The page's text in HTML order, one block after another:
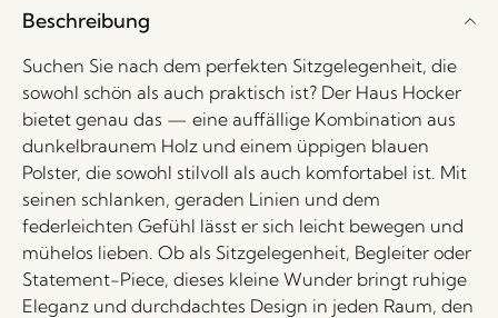
Beschreibung
Suchen Sie nach dem perfekten Sitzgelegenheit, die
sowohl schön als auch praktisch ist? Der Haus Hocker
bietet genau das — eine auffällige Kombination aus
dunkelbraunem Holz und einem üppigen blauen
Polster, die sowohl stilvoll als auch komfortabel ist. Mit
seinen schlanken, geraden Linien und dem
federleichten Gefühl lässt er sich leicht bewegen und
mühelos lieben. Ob als Sitzgelegenheit, Begleiter oder
Statement-Piece, dieses kleine Wunder bringt ruhige
Eleganz und durchdachtes Design in jeden Raum, den